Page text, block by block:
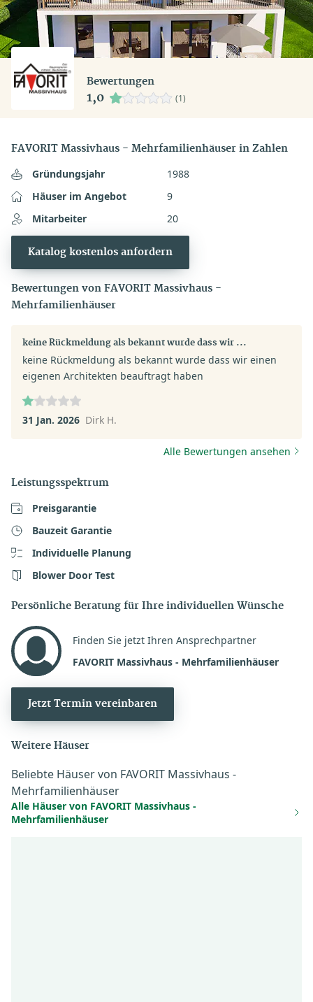
Bewertungen
1,0 (1)
FAVORIT Massivhaus - Mehrfamilienhäuser in Zahlen
Gründungsjahr
1988
Häuser im Angebot
9
Mitarbeiter
20
Katalog kostenlos anfordern
Bewertungen von FAVORIT Massivhaus -
Mehrfamilienhäuser
keine Rückmeldung als bekannt wurde dass wir ...
keine Rückmeldung als bekannt wurde dass wir einen
eigenen Architekten beauftragt haben
31 Jan. 2026 Dirk H.
Alle Bewertungen ansehen
Leistungsspektrum
Preisgarantie
Bauzeit Garantie
Individuelle Planung
Blower Door Test
Persönliche Beratung für Ihre individuellen Wünsche
Finden Sie jetzt Ihren Ansprechpartner
FAVORIT Massivhaus - Mehrfamilienhäuser
Jetzt Termin vereinbaren
Weitere Häuser
Beliebte Häuser von FAVORIT Massivhaus -
Mehrfamilienhäuser
Alle Häuser von FAVORIT Massivhaus -
Mehrfamilienhäuser